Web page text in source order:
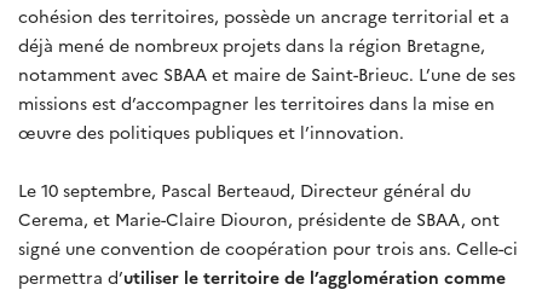
cohésion des territoires, possède un ancrage territorial et a
déjà mené de nombreux projets dans la région Bretagne,
notamment avec SBAA et maire de Saint-Brieuc. L’une de ses
missions est d’accompagner les territoires dans la mise en
œuvre des politiques publiques et l’innovation.
Le 10 septembre, Pascal Berteaud, Directeur général du
Cerema, et Marie-Claire Diouron, présidente de SBAA, ont
signé une convention de coopération pour trois ans. Celle-ci
permettra d’utiliser le territoire de l’agglomération comme